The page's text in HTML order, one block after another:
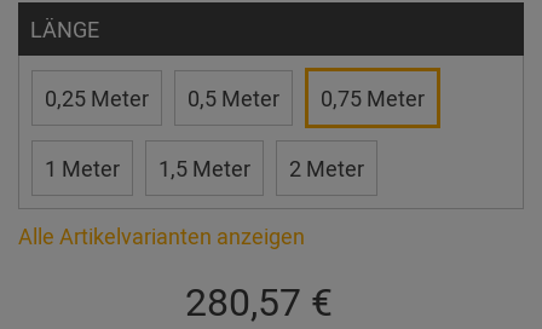
LÄNGE
0,25 Meter 0,5 Meter 0,75 Meter
1 Meter 1,5 Meter 2 Meter
Alle Artikelvarianten anzeigen
280,57 €